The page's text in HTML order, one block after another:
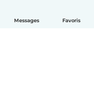
Messages Favoris